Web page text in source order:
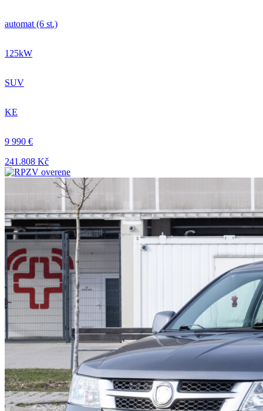
automat (6 st.)
125kW
SUV
KE
9 990 €
241.808 Kč